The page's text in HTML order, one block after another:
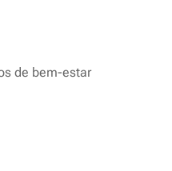
de bem-estar